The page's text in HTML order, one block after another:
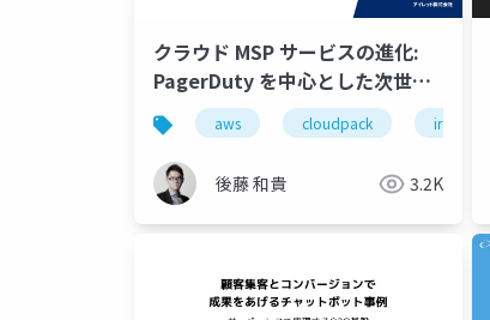
クラウド MSP サービスの進化:
PagerDuty を中心とした次世代
監視基盤aws cloudpack iret
後藤 和貴 3.2K